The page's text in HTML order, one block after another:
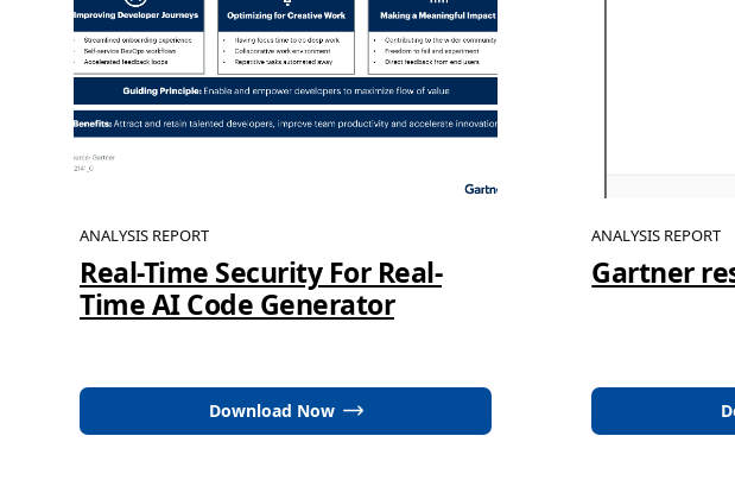
ANALYSIS REPORT
Real-Time Security For Real-
Time AI Code Generator
Download Now
ANALYSIS REPORT
Gartner